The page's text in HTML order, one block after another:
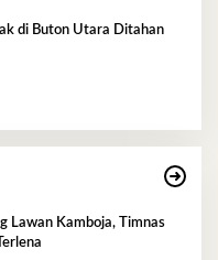
di Buton Utara Ditahan
Lawan Kamboja, Timnas